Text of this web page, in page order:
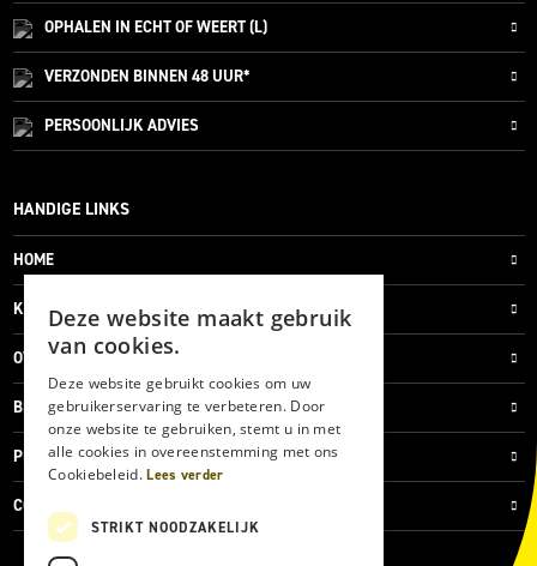
OPHALEN IN ECHT OF WEERT (L)
VERZONDEN BINNEN 48 UUR*
PERSOONLIJKADVIES
HANDIGE LINKS
HOME
KLANTENSERVICE
OVER ONS
BLOG
PRIVACYVERKLARING
COOKIES
Deze website maakt gebruik
van cookies.
Deze website gebruikt cookies om uw
gebruikerservaring te verbeteren. Door
onze website te gebruiken, stemt u in met
alle cookies in overeenstemming met ons
Cookiebeleid.Lees verder
STRIKT NOODZAKELIJK